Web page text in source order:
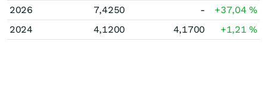
2026
7,4250 - +37,04%
2024
4,1200 4,1700 +1,21%